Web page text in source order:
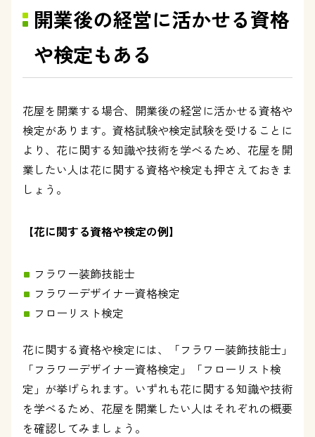
開業後の経営に活かせる資格
や検定もある
花屋を開業する場合、開業後の経営に活かせる資格や
検定があります。資格試験や検定試験を受けることに
より、花に関する知識や技術を学べるため、花屋を開
業したい人は花に関する資格や検定も押さえておきま
しょう。
【花に関する資格や検定の例】
フラワー装飾技能士
フラワーデザイナー資格検定
フローリスト検定
花に関する資格や検定には、「フラワー装飾技能士」
「フラワーデザイナー資格検定」「フローリスト検
定」が挙げられます。いずれも花に関する知識や技術
を学べるため、花屋を開業したい人はそれぞれの概要
を確認してみましょう。